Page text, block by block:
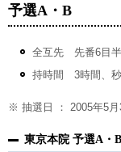
予選A・B
全互先 先番6目半
持時間 3時間、秒
※ 抽選日 ： 2005年5
東京本院 予選A・